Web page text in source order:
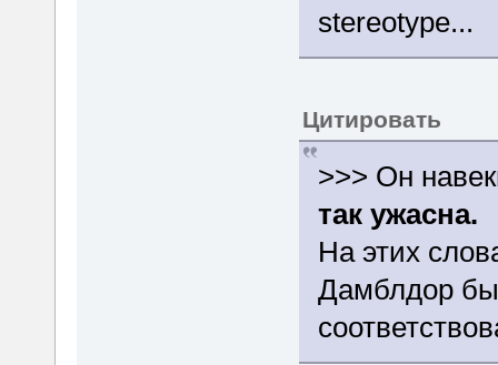
stereotype...
Цитировать
>>> Он
так ужасна.
На этих
Дамблдор бы